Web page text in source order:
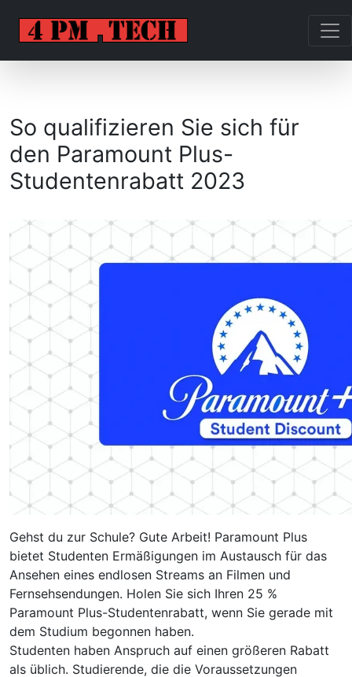
So qualifizieren Sie sich für
den Paramount Plus-
Studentenrabatt 2023
Gehst du zur Schule? Gute Arbeit! Paramount Plus
bietet Studenten Ermäßigungen im Austausch für das
Ansehen eines endlosen Streams an Filmen und
Fernsehsendungen. Holen Sie sich Ihren 25 %
Paramount Plus-Studentenrabatt, wenn Sie gerade mit
dem Studium begonnen haben.
Studenten haben Anspruch auf einen größeren Rabatt
als üblich. Studierende, die die Voraussetzungen